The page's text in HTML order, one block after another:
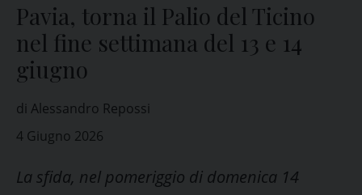
Pavia, torna il Palio del Ticino
nel fine settimana del 13 e 14
giugno
di Alessandro Repossi
4 Giugno 2026
La sfida, nel pomeriggio di domenica 14